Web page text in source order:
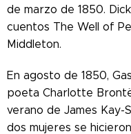
de marzo de 1850.
cuentos The Well of
Middleton.
En agosto de 1850,
poeta Charlotte
verano de James Kay-
dos mujeres se